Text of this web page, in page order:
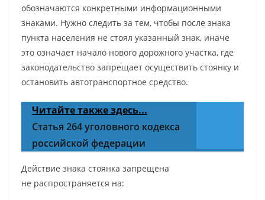
обозначаются конкретными информационными
знаками. Нужно следить за тем, чтобы после знака
пункта населения не стоял указанный знак, иначе
это означает начало нового дорожного участка, где
законодательство запрещает осуществить стоянку и
остановить автотранспортное средство.
Читайте также здесь...
Статья 264 уголовного кодекса
российской федерации
Действие знака стоянка запрещена
не распространяется на: